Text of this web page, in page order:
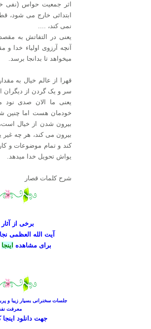
اثر جمعیت حواس (نفی
ابتدائی خارج می شود،
نمی کند، ....
یعنی در التفاتش به
آنچه آرزوی اولیاء خدا
میخواهد تا بدانجا برسد.
قهرا از عالم خیال به
سر و یک گردن از دیگران
یعنی ما الان صدی نود
خودمان هست اما
بیرون شدن از خیال
بیرون می کند، هر چه
کند و تمام موضوعات و
یواش تحویل خدا میدهد.
شرح کلمات قصار
برخی از
آیت الله العظمی
برای مشاهده اینجا
جلسات سخنرانی بسیار زیبا و
معرفت
جهت دانلود